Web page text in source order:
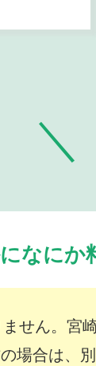
なに
せん。宮
場合は、